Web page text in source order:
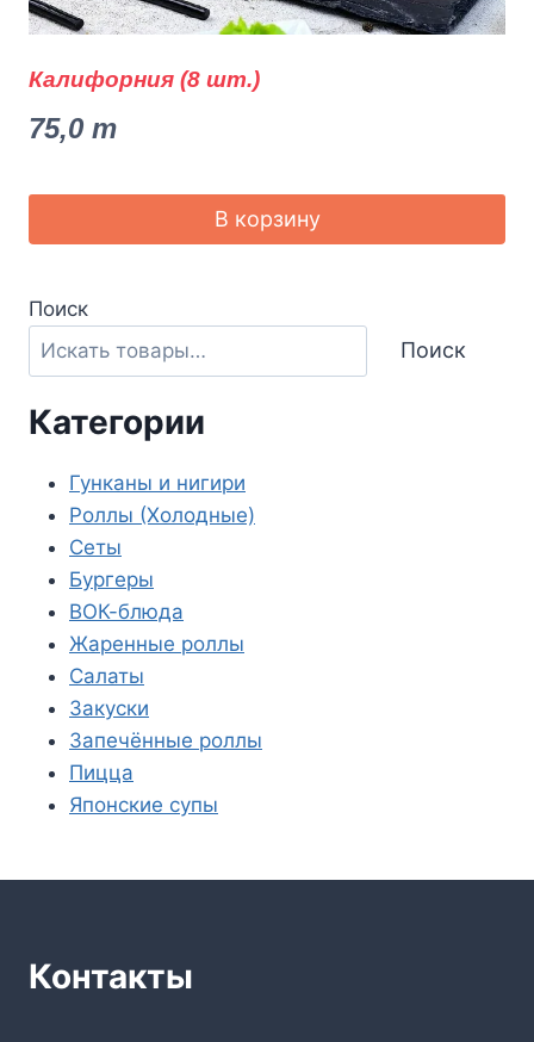
Калифорния (8 шт.)
75,0 m
В корзину
Поиск
Поиск
Категории
Гунканы и нигири
Роллы (Холодные)
Сеты
Бургеры
ВОК-блюда
Жаренные роллы
Салаты
Закуски
Запечённые роллы
Пицца
Японские супы
Контакты